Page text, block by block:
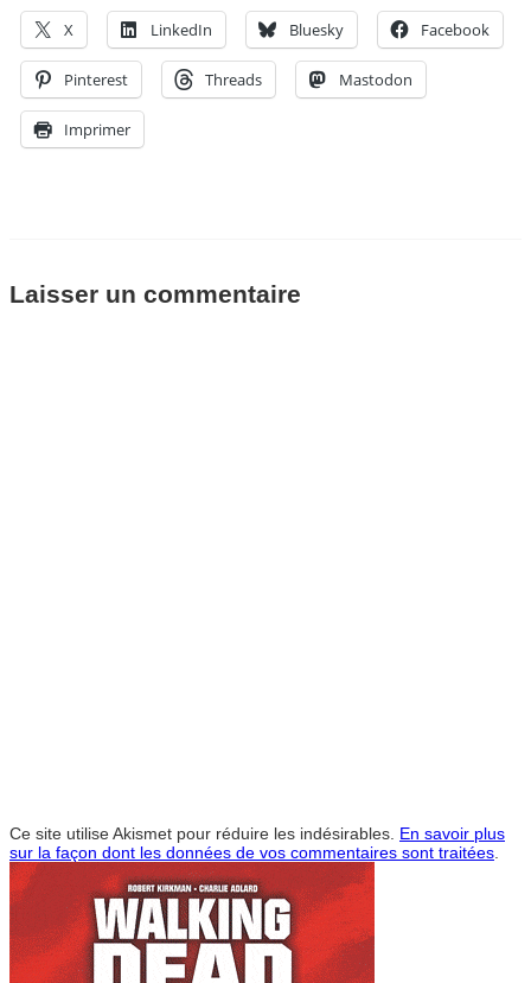
X LinkedIn Bluesky Facebook
Pinterest Threads Mastodon
Imprimer
Laisser un commentaire
Ce site utilise Akismet pour réduire les indésirables. En savoir plus
sur la façon dont les données de vos commentaires sont traitées